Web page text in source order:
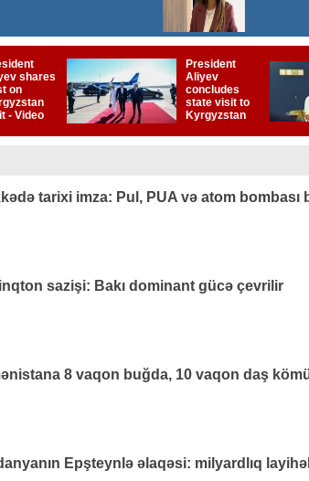
tarixi imza: Pul, PUA və atom bombası
sazişi: Bakı dominant gücə çevrilir
8 vaqon buğda, 10 vaqon daş
Epşteynlə əlaqəsi: milyardlıq